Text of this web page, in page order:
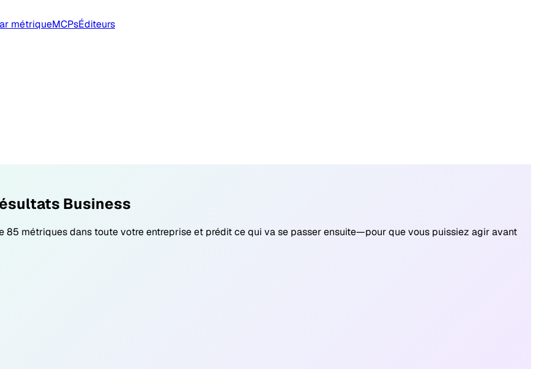
métriqueMCPsÉditeurs
Business
85 métriques dans toute votre entreprise et prédit ce qui va se passer ensuite—pour que vous puissiez agir avant